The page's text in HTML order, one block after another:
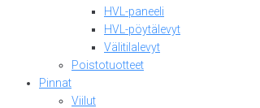
HVL-paneeli
HVL-pöytälevyt
Välitilalevyt
Poistotuotteet
Pinnat
Viilut